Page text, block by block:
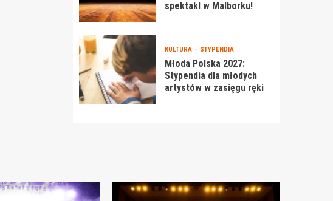
spektakl w Malborku!
KULTURA STYPENDIA
Młoda Polska 2027:
Stypendia dla młodych
artystów w zasięgu ręki